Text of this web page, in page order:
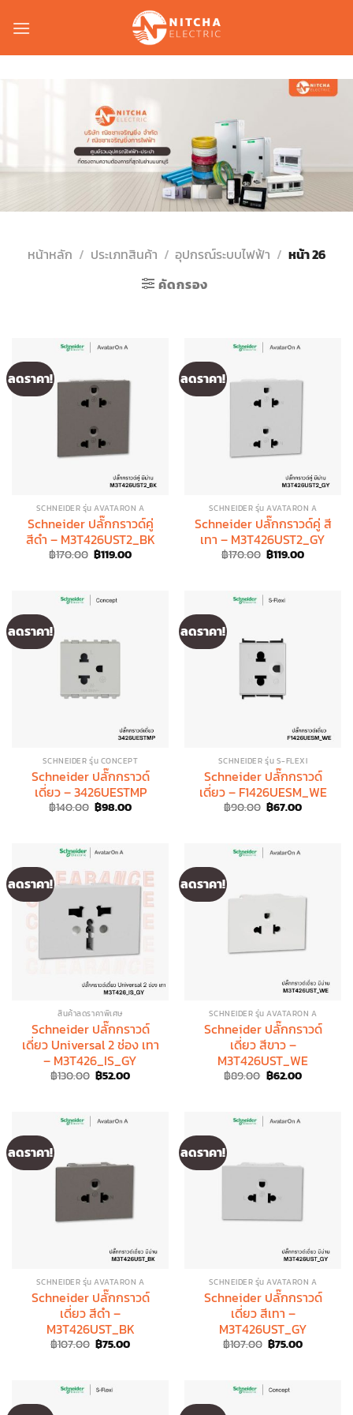
หน้าหลัก / ประเภทสินค้า / อุปกรณ์ระบบไฟฟ้า / หน้า 26
คัดกรอง
ลดราคา!
SCHNEIDER รุ่น AVATARON A
Schneider ปลั๊กกราวด์คู่
สีดำ – M3T426UST2_BK
฿170.00 Original
price
฿119.00Current
ลดราคา!
SCHNEIDER รุ่น AVATARON A
Schneider ปลั๊กกราวด์คู่ สี
เทา – M3T426UST2_GY
฿170.00 Original
price
฿119.00Current
ลดราคา!
SCHNEIDER รุ่น CONCEPT
Schneider ปลั๊กกราวด์
เดี่ยว – 3426UESTMP
฿140.00 Original
price
฿98.00Current
ลดราคา!
SCHNEIDER รุ่น S-FLEXI
Schneider ปลั๊กกราวด์
เดี่ยว – F1426UESM_WE
฿90.00 Original
price
฿67.00Current
ลดราคา!
สินค้าลดราคาพิเศษ
Schneider ปลั๊กกราวด์
เดี่ยว Universal 2 ช่อง เทา
– M3T426_IS_GY
฿130.00 Original
price
฿52.00Current
ลดราคา!
SCHNEIDER รุ่น AVATARON A
Schneider ปลั๊กกราวด์
เดี่ยว สีขาว –
M3T426UST_WE
฿89.00 Original
price
฿62.00Current
ลดราคา!
SCHNEIDER รุ่น AVATARON A
Schneider ปลั๊กกราวด์
เดี่ยว สีดำ –
M3T426UST_BK
฿107.00 Original
price
฿75.00Current
ลดราคา!
SCHNEIDER รุ่น AVATARON A
Schneider ปลั๊กกราวด์
เดี่ยว สีเทา –
M3T426UST_GY
฿107.00 Original
price
฿75.00Current